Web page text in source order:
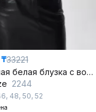
33221
Стильная белая блузка с воротником-стойкой и рюшами, демисезон
2244
, 48, 50, 52